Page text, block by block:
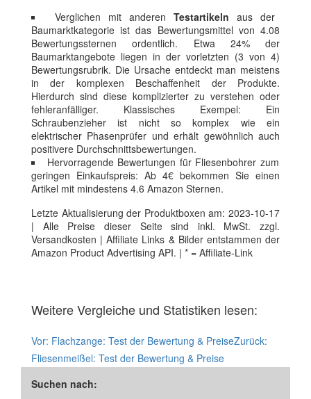
Verglichen mit anderen Testartikeln aus der
Baumarktkategorie ist das Bewertungsmittel von 4.08
Bewertungssternen ordentlich. Etwa 24% der
Baumarktangebote liegen in der vorletzten (3 von 4)
Bewertungsrubrik. Die Ursache entdeckt man meistens
in der komplexen Beschaffenheit der Produkte.
Hierdurch sind diese komplizierter zu verstehen oder
fehleranfälliger. Klassisches Exempel: Ein
Schraubenzieher ist nicht so komplex wie ein
elektrischer Phasenprüfer und erhält gewöhnlich auch
positivere Durchschnittsbewertungen.
Hervorragende Bewertungen für Fliesenbohrer zum
geringen Einkaufspreis: Ab 4€ bekommen Sie einen
Artikel mit mindestens 4.6 Amazon Sternen.
Letzte Aktualisierung der Produktboxen am: 2023-10-17
| Alle Preise dieser Seite sind inkl. MwSt. zzgl.
Versandkosten | Affiliate Links & Bilder entstammen der
Amazon Product Advertising API. | * = Affiliate-Link
Weitere Vergleiche und Statistiken lesen:
Vor: Flachzange: Test der Bewertung & PreiseZurück:
Fliesenmeißel: Test der Bewertung & Preise
Suchen nach: